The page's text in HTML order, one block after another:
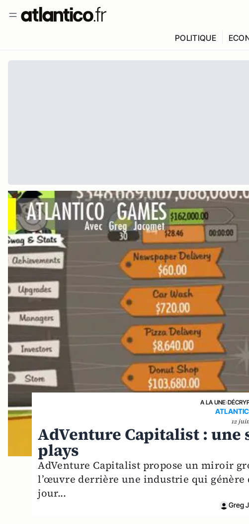
POLITIQUE
A LA UNE›
12
AdVenture Capitalist : une
plays
AdVenture Capitalist propose un miroir
l’œuvre derrière une industrie qui génère
jour...
Greg